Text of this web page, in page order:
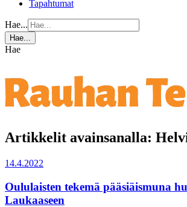
Tapahtumat
Hae...
Hae...
Hae
Artikkelit avainsanalla:
14.4.2022
Oululaisten tekemä pääsiäismuna
Laukaaseen